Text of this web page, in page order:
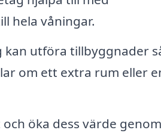
hela våningar.
kan utföra tillbyggnader
om ett extra rum eller
öka dess värde genom